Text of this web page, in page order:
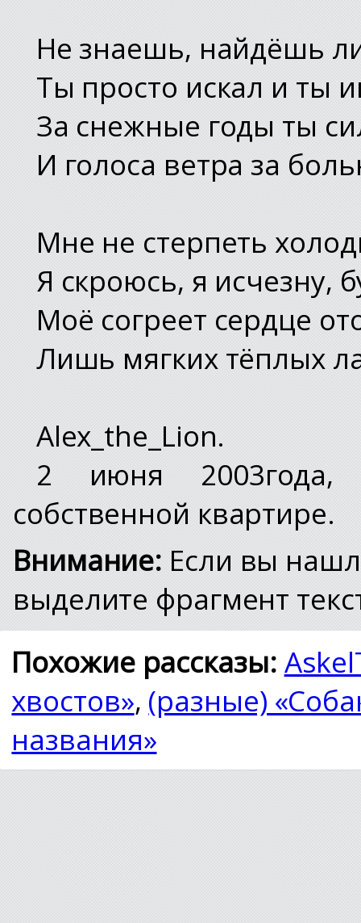
Не знаешь, найдёшь
Ты просто искал и ты
За снежные годы ты
И голоса ветра за
Мне не стерпеть
Я скроюсь, я исчезну,
Моё согреет сердце
Лишь мягких тёплых
Alex_the_Lion.
2 июня
собственной квартире.
Внимание: Если вы
выделите фрагмент
Похожие рассказы:
хвостов», (разные)
названия»